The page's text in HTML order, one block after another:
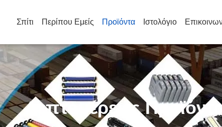
Σπίτι Περίπου Εμείς Προϊόντα Ιστολόγιο
Λεπτομέρειες